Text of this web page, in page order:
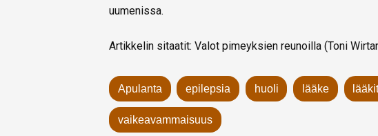
uumenissa.
Artikkelin sitaatit: Valot pimeyksien reunoilla (Toni
Apulanta epilepsia huoli lääke
vaikeavammaisuus